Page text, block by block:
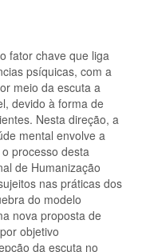
fator chave que liga
psíquicas, com a
meio da escuta a
devido à forma de
Nesta direção, a
mental envolve a
processo desta
de Humanização
nas práticas dos
do modelo
nova proposta de
objetivo
da escuta no